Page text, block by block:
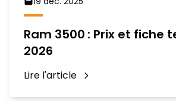
Ram 3500 : Prix et fiche
2026
Lire l'article